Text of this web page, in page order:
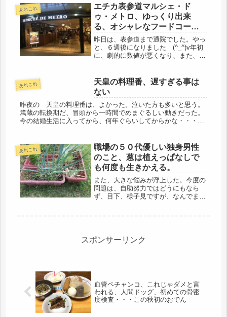
あれこれ
エチカ表参道マルシェ・ド
ゥ・メトロ、ゆっくり出来
る、オシャレなフードコート
でした。
昨日は、表参道まで通院でした。やっ
と、６週後になりました (^_^)v年初
に、劇的に数値が悪くなり、また、メ
真夏に・・・・と思っていたら、今回
の受診で６週－！やったね...
あれこれ
天皇の料理番、遅すぎる事は
ない
昨夜の 天皇の料理番は、よかった。泣いた方も多いと思う。
篤蔵の転換期だ、冒頭から一時間でめまぐるしい動きだった。
今の結婚生活に入ってから、何年ぐらいしてからかな・・・悲
あれこれ
職場の５０代優しい独身男性
のこと、葱は植えっぱなしで
も何度も生きかえる。
また、大きな悩みが浮上した。今度の
問題は、自助努力ではどうにもなら
ず、目下、様子見ですが、なんでま
人生...
スポンサーリンク
血管ペチャンコ、これじゃダメと言
われる、人間ドッグ、初めての骨密
度検査・・・この秋初のおでん